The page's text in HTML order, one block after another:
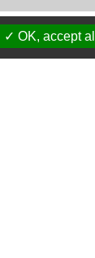
OK, accept all